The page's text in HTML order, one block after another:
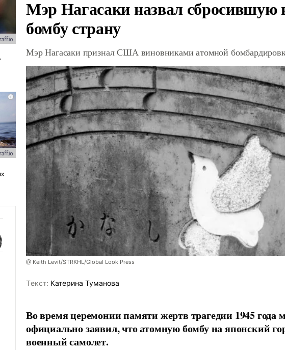
Мэр Нагасаки назвал сбросившую
бомбу страну
Мэр Нагасаки признал США виновниками атомной
@ Keith Levit/STRKHL/Global Look Press
Tекст: Катерина Туманова
Во время церемонии памяти жертв трагедии 1945 года
официально заявил, что атомную бомбу на японский
военный самолет.